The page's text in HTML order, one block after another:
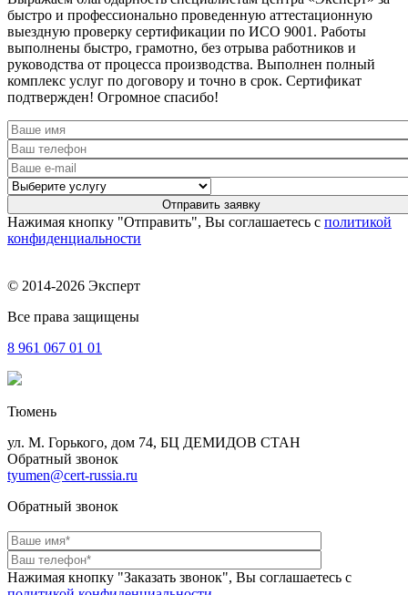
быстро и профессионально проведенную аттестационную
выездную проверку сертификации по ИСО 9001. Работы
выполнены быстро, грамотно, без отрыва работников и
руководства от процесса производства. Выполнен полный
комплекс услуг по договору и точно в срок. Сертификат
подтвержден! Огромное спасибо!
Нажимая кнопку "Отправить", Вы соглашаетесь с политикой
конфиденциальности
© 2014-2026 Эксперт
Все права защищены
8 961 067 01 01
Тюмень
ул. М. Горького, дом 74, БЦ ДЕМИДОВ СТАН
Обратный звонок
tyumen@cert-russia.ru
Обратный звонок
Нажимая кнопку "Заказать звонок", Вы соглашаетесь с